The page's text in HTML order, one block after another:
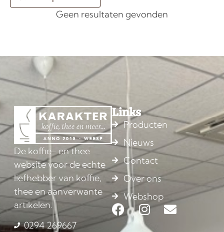
Geen resultaten gevonden
De koffie- en thee
website voor de echte
liefhebber van koffie,
thee en aanverwante
artikelen.
0294 269667
Links
Producten
Nieuws
Contact
Over ons
Webshop